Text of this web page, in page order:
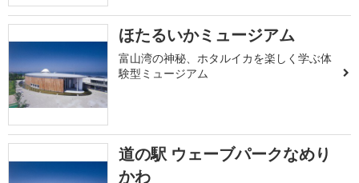
ほたるいかミュージアム
富山湾の神秘、ホタルイカを楽しく学ぶ体
験型ミュージアム
道の駅 ウェーブパークなめり
かわ